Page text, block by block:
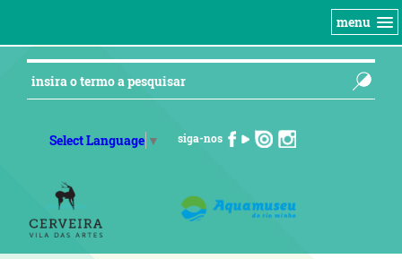
menu
Select Language ▼ siga-nos